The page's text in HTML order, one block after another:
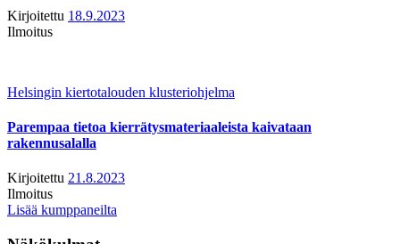
Kirjoitettu 18.9.2023
Ilmoitus
Helsingin kiertotalouden klusteriohjelma
Parempaa tietoa kierrätysmateriaaleista kaivataan
rakennusalalla
Kirjoitettu 21.8.2023
Ilmoitus
Lisää kumppaneilta